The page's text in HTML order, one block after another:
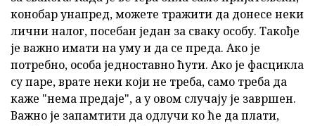
конобар унапред, можете тражити да донесе неки
лични налог, посебан један за сваку особу. Такође
је важно имати на уму и да се преда. Ако је
потребно, особа једноставно ћути. Ако је фасцикла
су паре, врате неки који не треба, само треба да
каже "нема предаје", а у овом случају је завршен.
Важно је запамтити да одлучи ко ће да плати,